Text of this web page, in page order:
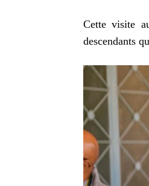
Cette visite
descendants